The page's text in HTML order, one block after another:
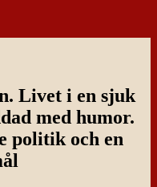
Livet i en sjuk
med humor.
politik och en